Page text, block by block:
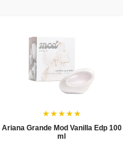
★★★★★
Ariana Grande Mod Vanilla Edp 100
ml